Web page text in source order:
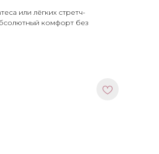
или лёгких стретч-
комфорт без